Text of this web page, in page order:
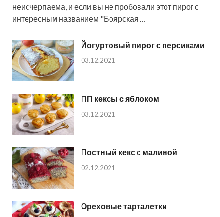
неисчерпаема, и если вы не пробовали этот пирог с
интересным названием "Боярская …
Йогуртовый пирог с персиками
03.12.2021
ПП кексы с яблоком
03.12.2021
Постный кекс с малиной
02.12.2021
Ореховые тарталетки